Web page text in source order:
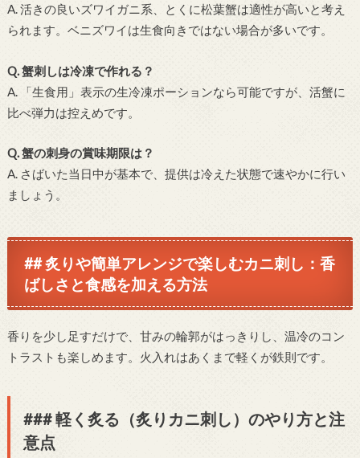
A. 活きの良いズワイガニ系、とくに松葉蟹は適性が高いと考え
られます。ベニズワイは生食向きではない場合が多いです。
Q. 蟹刺しは冷凍で作れる？
A. 「生食用」表示の生冷凍ポーションなら可能ですが、活蟹に
比べ弾力は控えめです。
Q. 蟹の刺身の賞味期限は？
A. さばいた当日中が基本で、提供は冷えた状態で速やかに行い
ましょう。
## 炙りや簡単アレンジで楽しむカニ刺し：香
ばしさと食感を加える方法
香りを少し足すだけで、甘みの輪郭がはっきりし、温冷のコン
トラストも楽しめます。火入れはあくまで軽くが鉄則です。
### 軽く炙る（炙りカニ刺し）のやり方と注
意点